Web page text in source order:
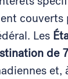
couverts
Les
de
et,